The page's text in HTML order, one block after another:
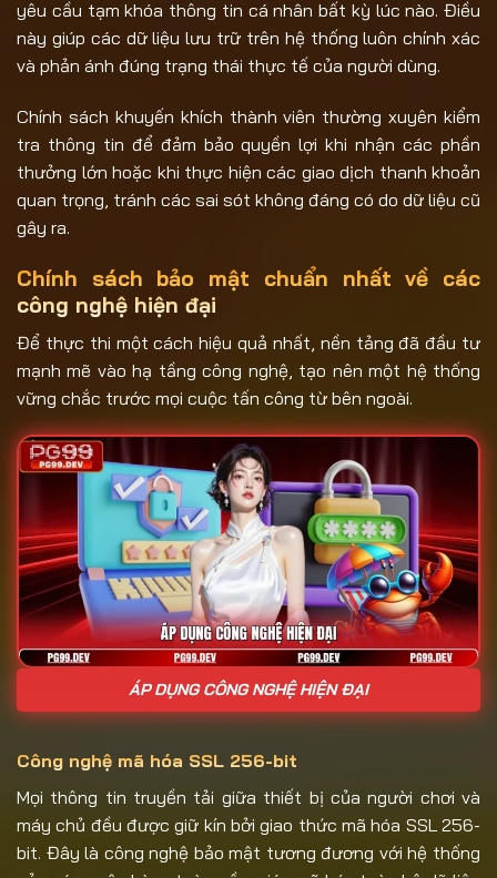
yêu cầu tạm khóa thông tin cá nhân bất kỳ lúc nào. Điều
này giúp các dữ liệu lưu trữ trên hệ thống luôn chính xác
và phản ánh đúng trạng thái thực tế của người dùng.
Chính sách khuyến khích thành viên thường xuyên kiểm
tra thông tin để đảm bảo quyền lợi khi nhận các phần
thưởng lớn hoặc khi thực hiện các giao dịch thanh khoản
quan trọng, tránh các sai sót không đáng có do dữ liệu cũ
gây ra.
Chính sách bảo mật chuẩn nhất về các
công nghệ hiện đại
Để thực thi một cách hiệu quả nhất, nền tảng đã đầu tư
mạnh mẽ vào hạ tầng công nghệ, tạo nên một hệ thống
vững chắc trước mọi cuộc tấn công từ bên ngoài.
ÁP DỤNG CÔNG NGHỆ HIỆN ĐẠI
Công nghệ mã hóa SSL 256-bit
Mọi thông tin truyền tải giữa thiết bị của người chơi và
máy chủ đều được giữ kín bởi giao thức mã hóa SSL 256-
bit. Đây là công nghệ bảo mật tương đương với hệ thống